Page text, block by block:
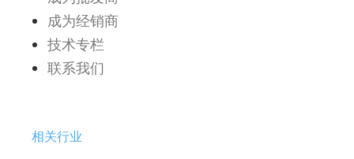
成为经销商
技术专栏
联系我们
相关行业